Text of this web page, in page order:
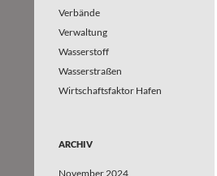
Verbände
Verwaltung
Wasserstoff
Wasserstraßen
Wirtschaftsfaktor Hafen
ARCHIV
November 2024